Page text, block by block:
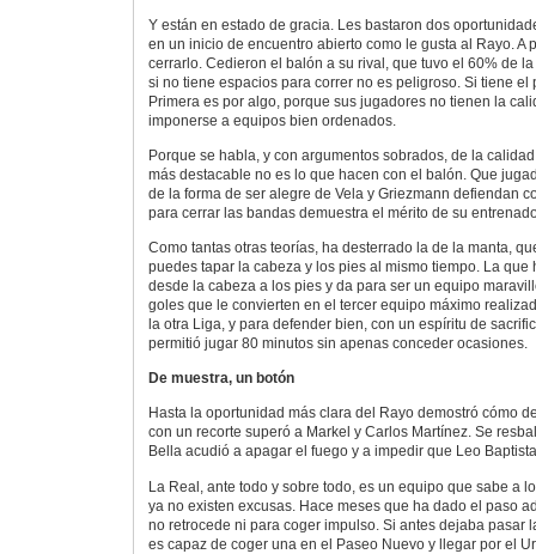
Y están en estado de gracia. Les bastaron dos
en un inicio de encuentro abierto como le gusta al Rayo. A
cerrarlo. Cedieron el balón a su rival, que tuvo el 60% de
si no tiene espacios para correr no es peligroso. Si tiene el
Primera es por algo, porque sus jugadores no tienen la
imponerse a equipos bien ordenados.
Porque se habla, y con argumentos sobrados, de la
más destacable no es lo que hacen con el balón. Que
de la forma de ser alegre de Vela y Griezmann defiendan
para cerrar las bandas demuestra el mérito de su
Como tantas otras teorías, ha desterrado la de la manta,
puedes tapar la cabeza y los pies al mismo tiempo. La que
desde la cabeza a los pies y da para ser un equipo
goles que le convierten en el tercer equipo máximo
la otra Liga, y para defender bien, con un espíritu de
permitió jugar 80 minutos sin apenas conceder ocasiones.
De muestra, un botón
Hasta la oportunidad más clara del Rayo demostró cómo
con un recorte superó a Markel y Carlos Martínez. Se
Bella acudió a apagar el fuego y a impedir que Leo
La Real, ante todo y sobre todo, es un equipo que sabe a
ya no existen excusas. Hace meses que ha dado el paso
no retrocede ni para coger impulso. Si antes dejaba pasar
es capaz de coger una en el Paseo Nuevo y llegar por el